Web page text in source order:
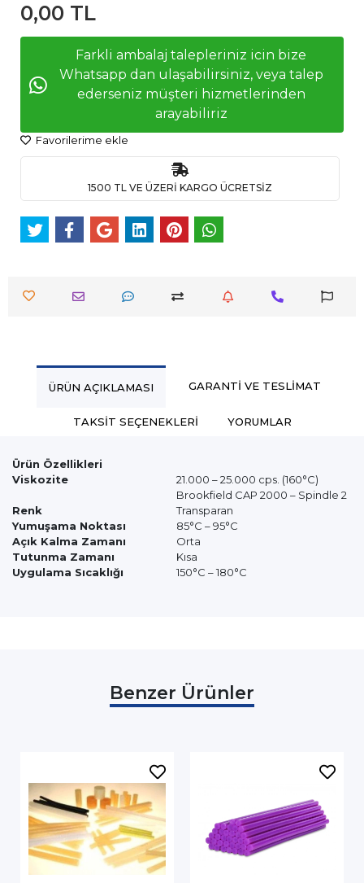
0,00 TL
Farkli ambalaj talepleriniz icin bize
Whatsapp dan ulaşabilirsiniz, veya talep
ederseniz müşteri hizmetlerinden
arayabiliriz
Favorilerime ekle
1500 TL VE ÜZERİ KARGO ÜCRETSİZ
ÜRÜN AÇIKLAMASI GARANTI VE TESLIMAT
TAKSIT SEÇENEKLERI YORUMLAR
Ürün Özellikleri
Viskozite
21.000 – 25.000 cps. (160°C)
Brookfield CAP 2000 – Spindle 2
Renk
Transparan
Yumuşama Noktası
85°C – 95°C
Açık Kalma Zamanı
Orta
Tutunma Zamanı
Kısa
Uygulama Sıcaklığı
150°C – 180°C
Benzer Ürünler